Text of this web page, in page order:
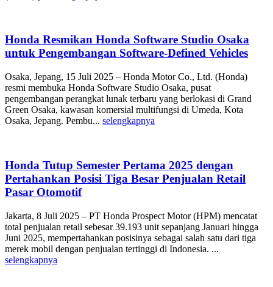
Honda Resmikan Honda Software Studio Osaka
untuk Pengembangan Software-Defined Vehicles
Osaka, Jepang, 15 Juli 2025 – Honda Motor Co., Ltd. (Honda)
resmi membuka Honda Software Studio Osaka, pusat
pengembangan perangkat lunak terbaru yang berlokasi di Grand
Green Osaka, kawasan komersial multifungsi di Umeda, Kota
Osaka, Jepang. Pembu... selengkapnya
Honda Tutup Semester Pertama 2025 dengan
Pertahankan Posisi Tiga Besar Penjualan Retail
Pasar Otomotif
Jakarta, 8 Juli 2025 – PT Honda Prospect Motor (HPM) mencatat
total penjualan retail sebesar 39.193 unit sepanjang Januari hingga
Juni 2025, mempertahankan posisinya sebagai salah satu dari tiga
merek mobil dengan penjualan tertinggi di Indonesia. ...
selengkapnya